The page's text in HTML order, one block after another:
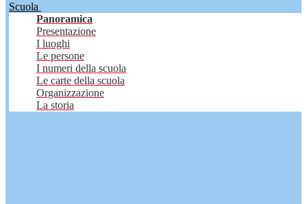
Scuola
Panoramica
Presentazione
I luoghi
Le persone
I numeri della scuola
Le carte della scuola
Organizzazione
La storia